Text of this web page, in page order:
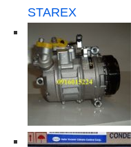
STAREX